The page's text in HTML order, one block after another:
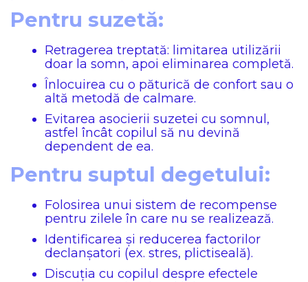
Pentru suzetă:
Retragerea treptată: limitarea utilizării
doar la somn, apoi eliminarea completă.
Înlocuirea cu o păturică de confort sau o
altă metodă de calmare.
Evitarea asocierii suzetei cu somnul,
astfel încât copilul să nu devină
dependent de ea.
Pentru suptul degetului:
Folosirea unui sistem de recompense
pentru zilele în care nu se realizează.
Identificarea și reducerea factorilor
declanșatori (ex. stres, plictiseală).
Discuția cu copilul despre efectele